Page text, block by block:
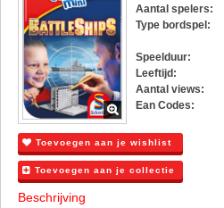
Aantal spelers:
Type bordspel:
Speelduur:
Leeftijd:
Aantal views:
Ean Codes:
Toevoegen aan je wishlist
Toevoegen aan je collectie
Beschrijving